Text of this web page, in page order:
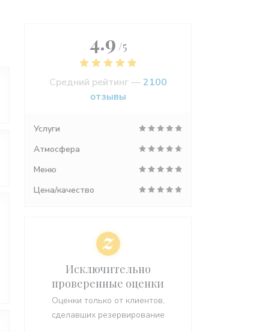
4.9 /5
Средний рейтинг —2100
отзывы
Услуги
Атмосфера
Меню
Цена/качество
Исключительно
проверенные оценки
Оценки только от клиентов,
сделавших резервирование